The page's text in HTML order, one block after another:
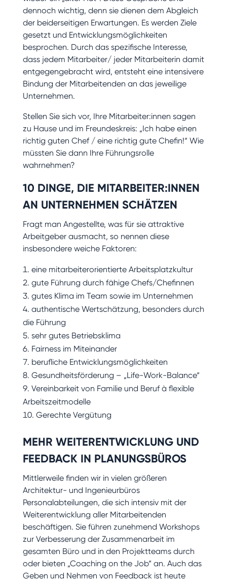
dennoch wichtig, denn sie dienen dem Abgleich
der beiderseitigen Erwartungen. Es werden Ziele
gesetzt und Entwicklungsmöglichkeiten
besprochen. Durch das spezifische Interesse,
dass jedem Mitarbeiter/ jeder Mitarbeiterin damit
entgegengebracht wird, entsteht eine intensivere
Bindung der Mitarbeitenden an das jeweilige
Unternehmen.
Stellen Sie sich vor, Ihre Mitarbeiter:innen sagen
zu Hause und im Freundeskreis: „Ich habe einen
richtig guten Chef / eine richtig gute Chefin!“ Wie
müssten Sie dann Ihre Führungsrolle
wahrnehmen?
10 DINGE, DIE MITARBEITER:INNEN
AN UNTERNEHMEN SCHÄTZEN
Fragt man Angestellte, was für sie attraktive
Arbeitgeber ausmacht, so nennen diese
insbesondere weiche Faktoren:
eine mitarbeiterorientierte Arbeitsplatzkultur
gute Führung durch fähige Chefs/Chefinnen
gutes Klima im Team sowie im Unternehmen
authentische Wertschätzung, besonders durch
die Führung
sehr gutes Betriebsklima
Fairness im Miteinander
berufliche Entwicklungsmöglichkeiten
Gesundheitsförderung – „Life-Work-Balance“
Vereinbarkeit von Familie und Beruf à flexible
Arbeitszeitmodelle
Gerechte Vergütung
MEHR WEITERENTWICKLUNG UND
FEEDBACK IN PLANUNGSBÜROS
Mittlerweile finden wir in vielen größeren
Architektur- und Ingenieurbüros
Personalabteilungen, die sich intensiv mit der
Weiterentwicklung aller Mitarbeitenden
beschäftigen. Sie führen zunehmend Workshops
zur Verbesserung der Zusammenarbeit im
gesamten Büro und in den Projektteams durch
oder bieten „Coaching on the Job“ an. Auch das
Geben und Nehmen von Feedback ist heute